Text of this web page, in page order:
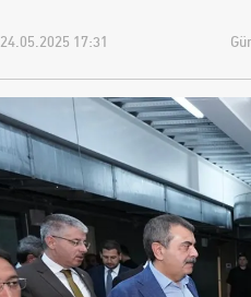
24.05.2025 17:31